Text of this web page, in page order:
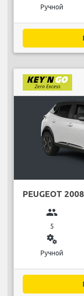
Ручной
PEUGEOT 2008
group
5
miscellaneous_services
Ручной